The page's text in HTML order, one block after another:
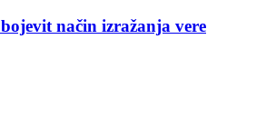
način izražanja vere